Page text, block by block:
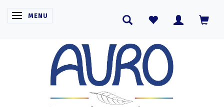
SKIFTE NAVIGATION
MENU